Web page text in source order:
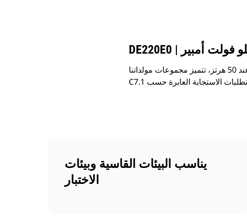
بفضل إنتاج طاقة موثوق بها تبلغ 220 كيلوفولت أمبير عند 50 هرتز، تتميز مجموعات مولداتنا DE220E0 التي تعمل بمحرك ديزل
يناسب البيئات القاسية وبيئات
الاختبار